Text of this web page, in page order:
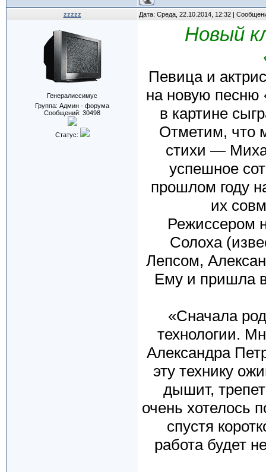
zzzzz Дата: Среда, 22.10.2014, 12:32 |
Генералиссимус
Группа: Админ - форума
Сообщений: 30498
Статус:
Новый
Певица и
на новую песню
в картине
Отметим, что
стихи —
успешное
прошлом году
их
Режиссером
Солоха
Лепсом,
Ему и пришла
«Сначала
технологии.
Александра
эту технику
дышит,
очень хотелось
спустя
работа будет